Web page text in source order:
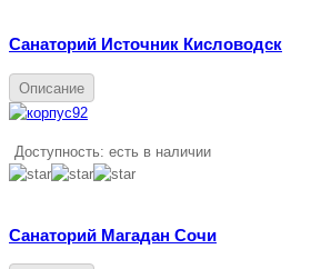
Санаторий Источник Кисловодск
Описание
Доступность: есть в наличии
Санаторий Магадан Сочи